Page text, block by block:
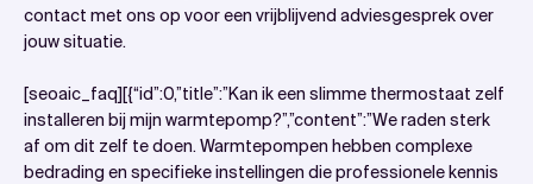
contact met ons op voor een vrijblijvend adviesgesprek over
jouw situatie.
[seoaic_faq][{“id”:0,”title”:”Kan ik een slimme thermostaat zelf
installeren bij mijn warmtepomp?”,”content”:”We raden sterk
af om dit zelf te doen. Warmtepompen hebben complexe
bedrading en specifieke instellingen die professionele kennis